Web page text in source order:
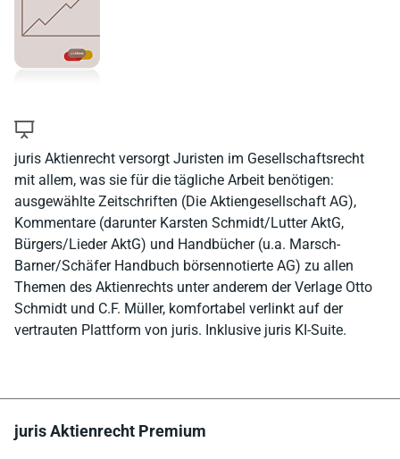
juris Aktienrecht versorgt Juristen im Gesellschaftsrecht
mit allem, was sie für die tägliche Arbeit benötigen:
ausgewählte Zeitschriften (Die Aktiengesellschaft AG),
Kommentare (darunter Karsten Schmidt/Lutter AktG,
Bürgers/Lieder AktG) und Handbücher (u.a. Marsch-
Barner/Schäfer Handbuch börsennotierte AG) zu allen
Themen des Aktienrechts unter anderem der Verlage Otto
Schmidt und C.F. Müller, komfortabel verlinkt auf der
vertrauten Plattform von juris. Inklusive juris KI-Suite.
juris Aktienrecht Premium